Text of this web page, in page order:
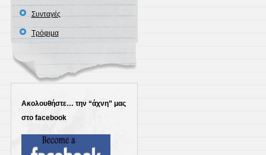
Συνταγές
Τρόφιμα
Ακολουθήστε… την “άχνη” μας
στο facebook